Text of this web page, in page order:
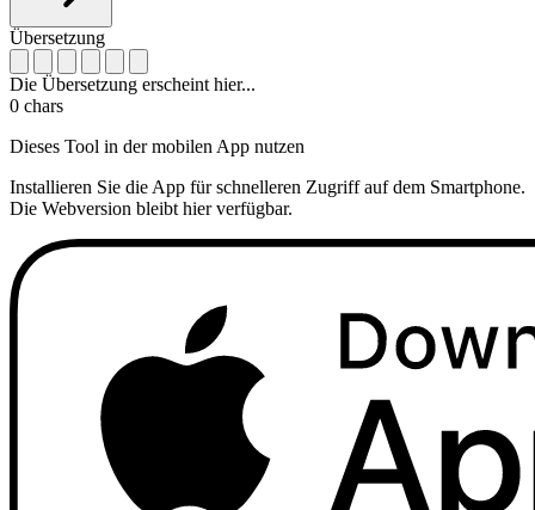
Übersetzung
Die Übersetzung erscheint hier...
0 chars
Dieses Tool in der mobilen App nutzen
Installieren Sie die App für schnelleren Zugriff auf dem Smartphone.
Die Webversion bleibt hier verfügbar.